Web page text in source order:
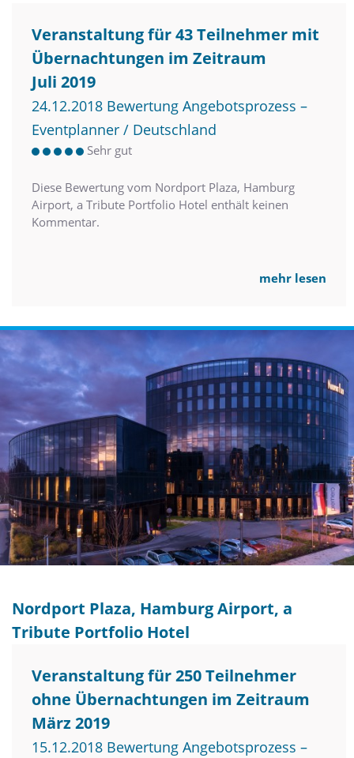
Veranstaltung für 43 Teilnehmer mit
Übernachtungen im Zeitraum
Juli 2019
24.12.2018 Bewertung Angebotsprozess –
Eventplanner / Deutschland
Sehr gut
Diese Bewertung vom Nordport Plaza, Hamburg
Airport, a Tribute Portfolio Hotel enthält keinen
Kommentar.
mehr lesen
Nordport Plaza, Hamburg Airport, a
Tribute Portfolio Hotel
Veranstaltung für 250 Teilnehmer
ohne Übernachtungen im Zeitraum
März 2019
15.12.2018 Bewertung Angebotsprozess –